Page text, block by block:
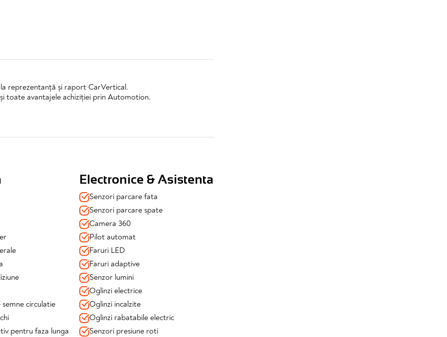
reprezentanță și raport CarVertical.
toate avantajele achiziției prin Automotion.
circulatie
pentru faza lunga
Electronice & Asistenta
Senzori parcare fata
Senzori parcare spate
Camera 360
Pilot automat
Faruri LED
Faruri adaptive
Senzor lumini
Oglinzi electrice
Oglinzi incalzite
Oglinzi rabatabile electric
Senzori presiune roti